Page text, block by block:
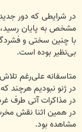
در شرایطی که دور
مشخص به پایان رسید،
با چنین سختی و
بی‌نظیر بوده است.
متاسفانه علی‌رغم
در ژنو نبودیم هرچند
در مذاکرات آتی طرف
در همین اثنا نقش
مشاهده بود.